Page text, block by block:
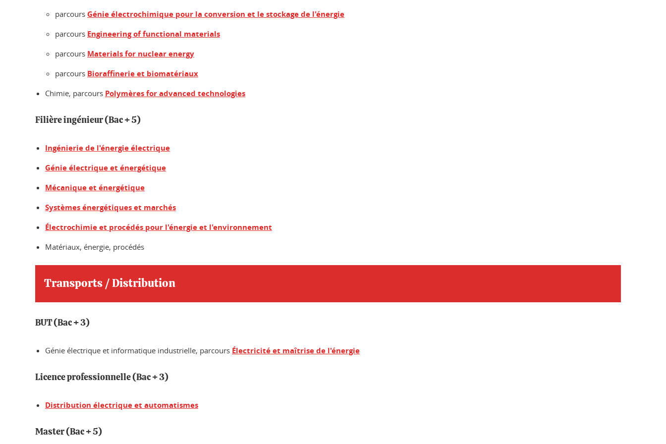
parcours Génie électrochimique pour la conversion et le stockage de l'énergie
parcours Engineering of functional materials
parcours Materials for nuclear energy
parcours Bioraffinerie et biomatériaux
Chimie, parcours Polymères for advanced technologies
Filière ingénieur (Bac + 5)
Ingénierie de l'énergie électrique
Génie électrique et énergétique
Mécanique et énergétique
Systèmes énergétiques et marchés
Électrochimie et procédés pour l'énergie et l'environnement
Matériaux, énergie, procédés
Transports / Distribution
BUT (Bac + 3)
Génie électrique et informatique industrielle, parcours Électricité et maîtrise de l'énergie
Licence professionnelle (Bac + 3)
Distribution électrique et automatismes
Master (Bac + 5)